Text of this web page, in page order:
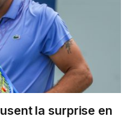
la surprise en